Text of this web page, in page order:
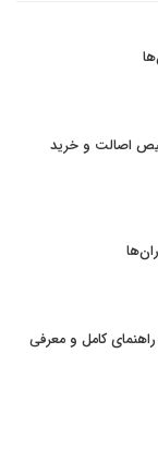
اصالت و خرید
کامل و معرفی